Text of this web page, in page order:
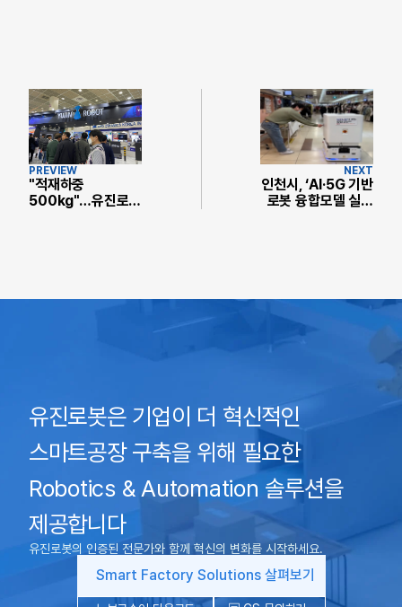
"적재하중
500kg"…유진로
PREVIEW
인천시, ‘AI·5G 기반
로봇 융합모델 실증
NEXT
유진로봇은 기업이 더 혁신적인
스마트공장 구축을 위해 필요한
Robotics & Automation 솔루션을
제공합니다
유진로봇의 인증된 전문가와 함께 혁신의 변화를 시작하세요.
Smart Factory Solutions 살펴보기